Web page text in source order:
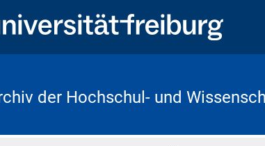
der Hochschul- und